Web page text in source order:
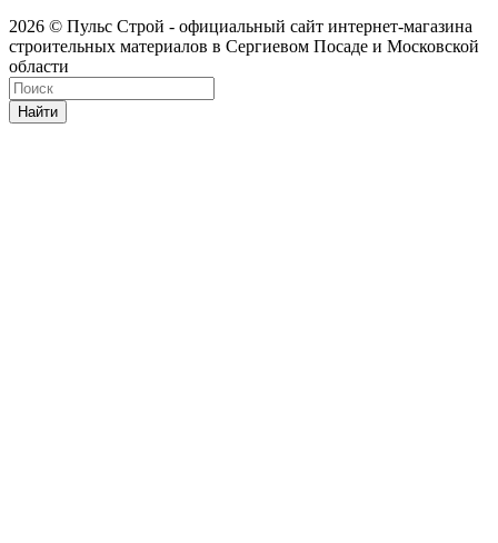
2026 © Пульс Строй - официальный сайт интернет-магазина
строительных материалов в Сергиевом Посаде и Московской
области
Найти